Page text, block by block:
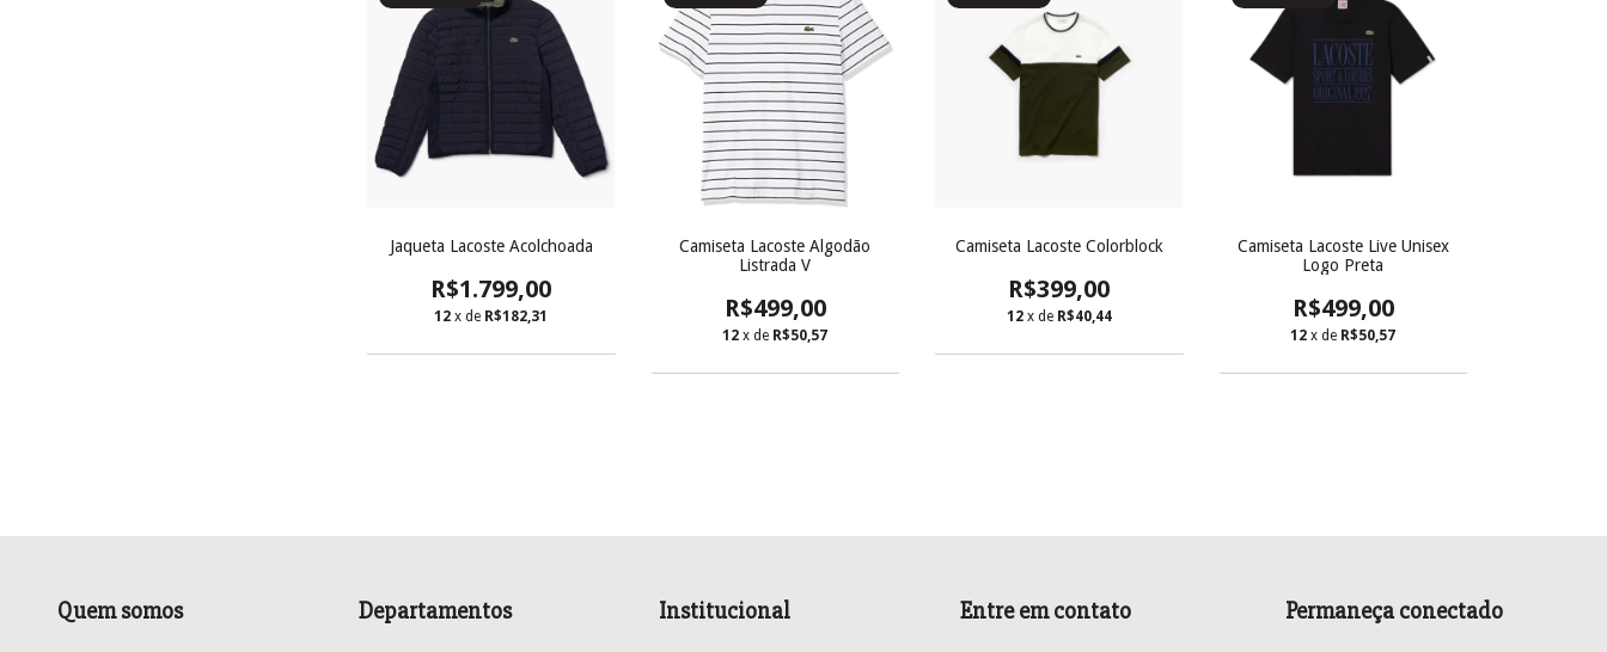
Jaqueta Lacoste Acolchoada
R$1.799,00
12 x de R$182,31
Camiseta Lacoste Algodão
Listrada V
R$499,00
12 x de R$50,57
Camiseta Lacoste Colorblock
R$399,00
12 x de R$40,44
Camiseta Lacoste Live Unisex
Logo Preta
R$499,00
12 x de R$50,57
Quem somos Departamentos Institucional Entre em contato Permaneça conectado